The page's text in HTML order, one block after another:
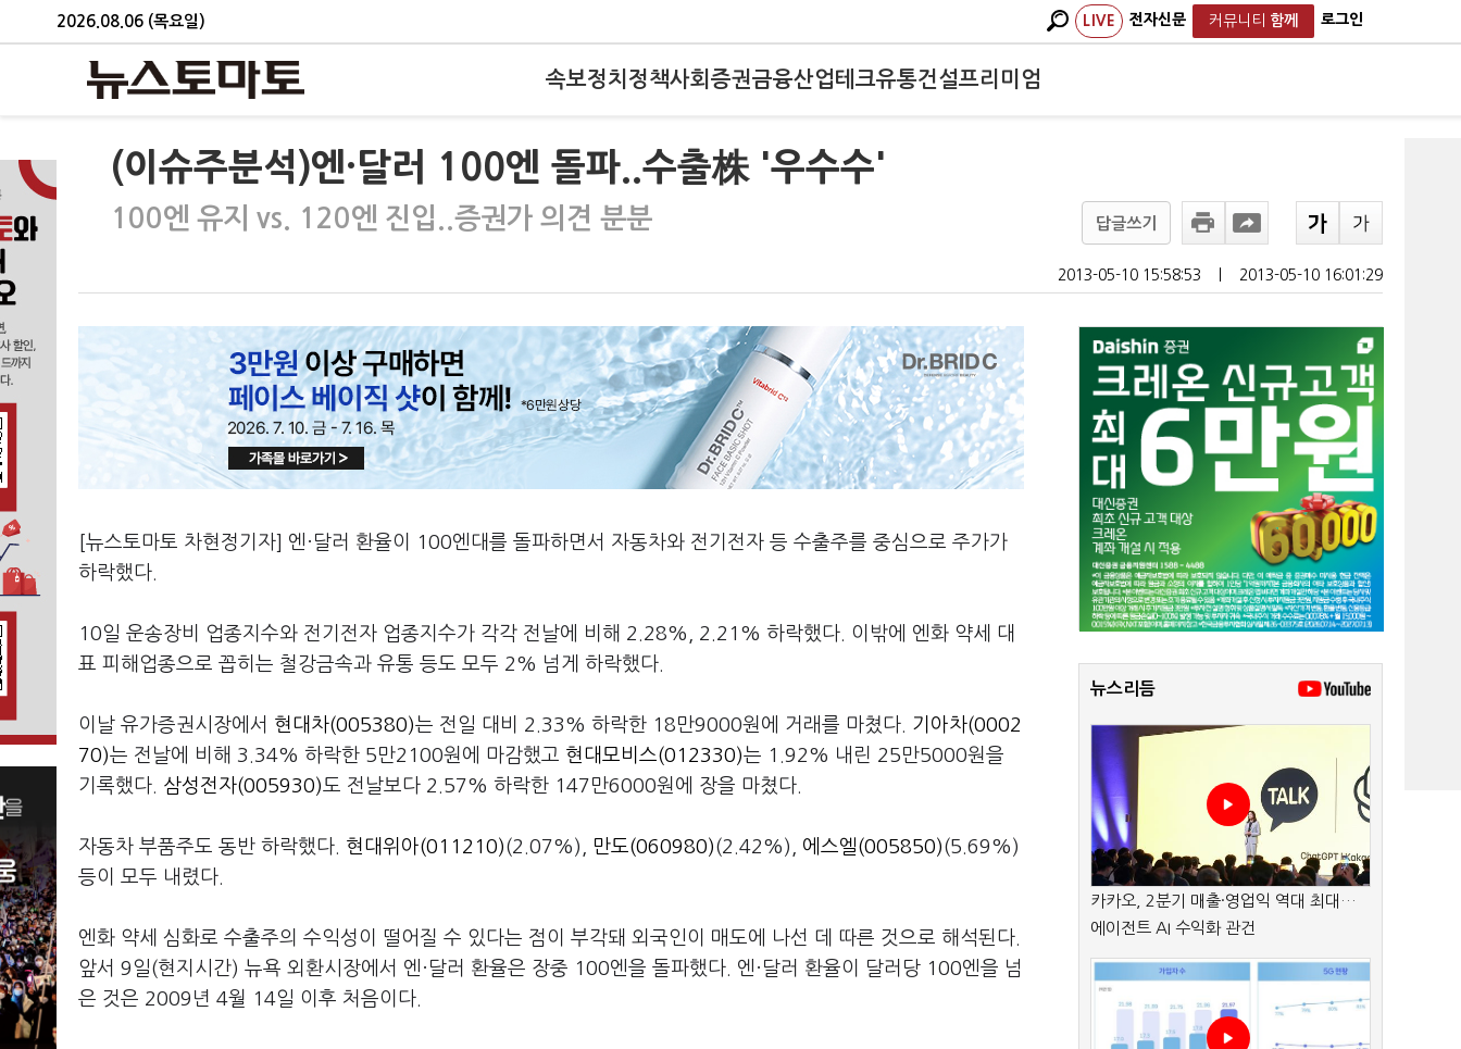
2026.08.06 (목요일) LIVE 전자신문 커뮤니티 함께 로그인
속보정치 정책사회 증권금융산업테크유통건설프리미엄
(이슈주분석)엔·달러 100엔 돌파..수출株 '우수수'
100엔 유지 vs. 120엔 진입..증권가 의견 분분 답글쓰기
2013-05-10 15:58:53 2013-05-10 16:01:29
[뉴스토마토 차현정기자] 엔·달러 환율이 100엔대를 돌파하면서 자동차와 전기전자 등 수출주를 중심으로 주가가
하락했다.
10일 운송장비 업종지수와 전기전자 업종지수가 각각 전날에 비해 2.28%, 2.21% 하락했다. 이밖에 엔화 약세 대
표 피해업종으로 꼽히는 철강금속과 유통 등도 모두 2% 넘게 하락했다.
이날 유가증권시장에서 현대차(005380)는 전일 대비 2.33% 하락한 18만9000원에 거래를 마쳤다. 기아차(0002
70)는 전날에 비해 3.34% 하락한 5만2100원에 마감했고 현대모비스(012330)는 1.92% 내린 25만5000원을
기록했다. 삼성전자(005930)도 전날보다 2.57% 하락한 147만6000원에 장을 마쳤다.
자동차 부품주도 동반 하락했다. 현대위아(011210)(2.07%), 만도(060980)(2.42%), 에스엘(005850)(5.69%)
등이 모두 내렸다.
엔화 약세 심화로 수출주의 수익성이 떨어질 수 있다는 점이 부각돼 외국인이 매도에 나선 데 따른 것으로 해석된다.
앞서 9일(현지시간) 뉴욕 외환시장에서 엔·달러 환율은 장중 100엔을 돌파했다. 엔·달러 환율이 달러당 100엔을 넘
은 것은 2009년 4월 14일 이후 처음이다.
뉴스리듬
카카오, 2분기 매출·영업익 역대 최대…
에이전트 AI 수익화 관건